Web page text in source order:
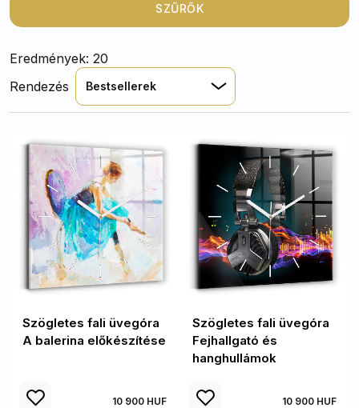
egyaránt praktikusak és dekoratívak, így ezek az órák
bármelyik helyiségben megállják a helyüket – legyen
játékteremről.
SZŰRŐK
Eredmények: 20
Rendezés
Bestsellerek
Szögletes fali üvegóra
A balerina előkészítése
10 900 HUF
Szögletes fali üvegóra
Fejhallgató és
hanghullámok
10 900 HUF